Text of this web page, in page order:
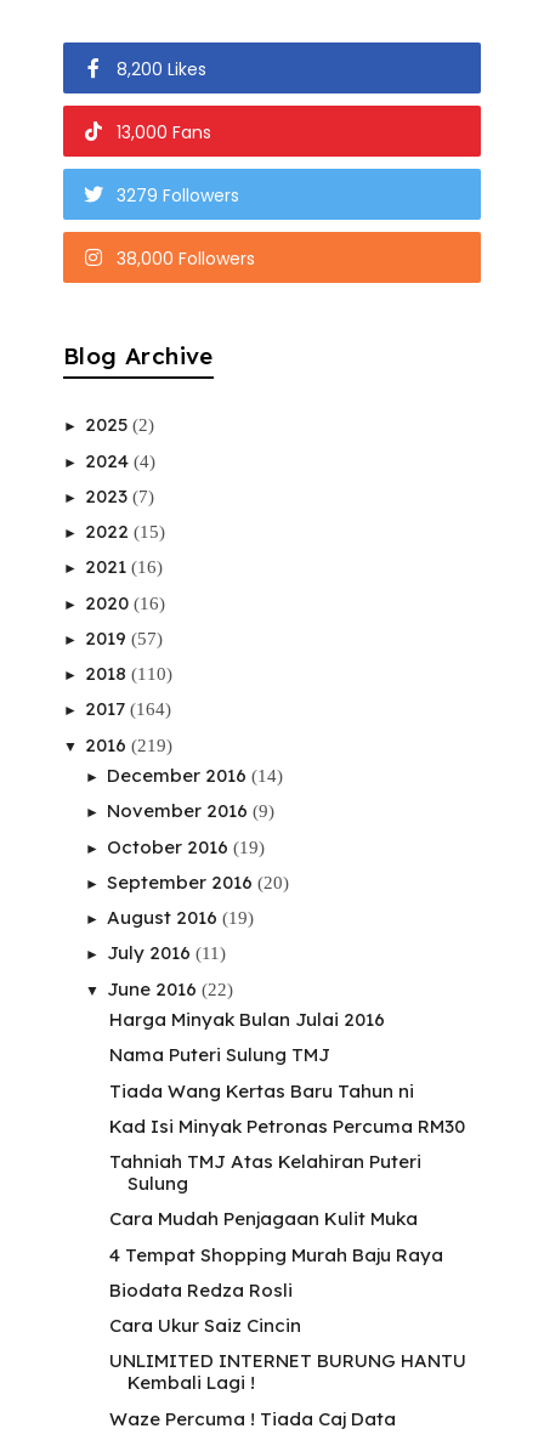
8,200 Likes
13,000 Fans
3279 Followers
38,000 Followers
Blog Archive
► 2025 (2)
► 2024 (4)
► 2023 (7)
► 2022 (15)
► 2021 (16)
► 2020 (16)
► 2019 (57)
► 2018 (110)
► 2017 (164)
▼ 2016 (219)
► December 2016 (14)
► November 2016 (9)
► October 2016 (19)
► September 2016 (20)
► August 2016 (19)
► July 2016 (11)
▼ June 2016 (22)
Harga Minyak Bulan Julai 2016
Nama Puteri Sulung TMJ
Tiada Wang Kertas Baru Tahun ni
Kad Isi Minyak Petronas Percuma RM30
Tahniah TMJ Atas Kelahiran Puteri
Sulung
Cara Mudah Penjagaan Kulit Muka
4 Tempat Shopping Murah Baju Raya
Biodata Redza Rosli
Cara Ukur Saiz Cincin
UNLIMITED INTERNET BURUNG HANTU
Kembali Lagi !
Waze Percuma ! Tiada Caj Data